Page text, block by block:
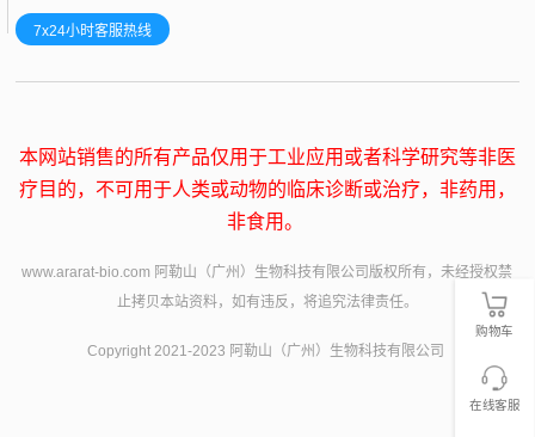
7x24小时客服热线
本网站销售的所有产品仅用于工业应用或者科学研究等非医
疗目的，不可用于人类或动物的临床诊断或治疗，非药用，
非食用。
www.ararat-bio.com 阿勒山（广州）生物科技有限公司版权所有，未经授权禁
止拷贝本站资料，如有违反，将追究法律责任。
Copyright 2021-2023 阿勒山（广州）生物科技有限公司
购物车
在线客服